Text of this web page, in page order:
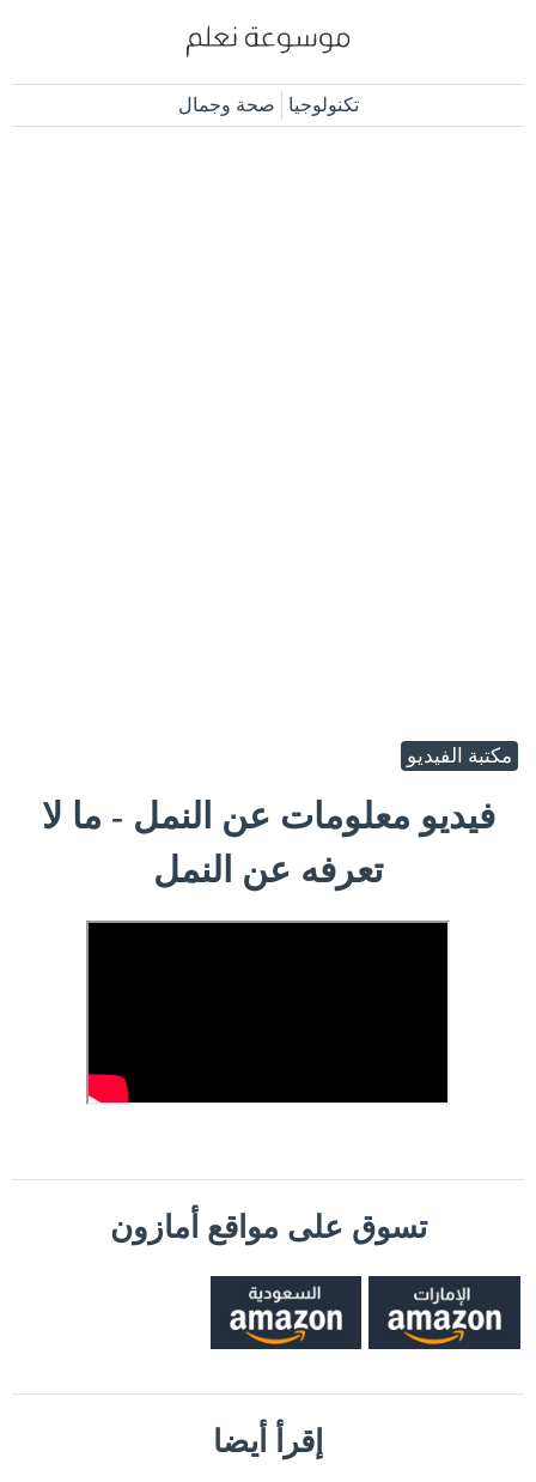
تكنولوجيا صحة وجمال
مكتبة الفيديو
فيديو معلومات عن النمل - ما لا
تعرفه عن النمل
تسوق على مواقع أمازون
إقرأ أيضا